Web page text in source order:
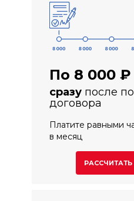
Платите равными
в месяц
сразу после
договора
По 8 000